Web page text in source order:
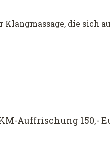
Klangmassage, die
Auffrischung 150,-